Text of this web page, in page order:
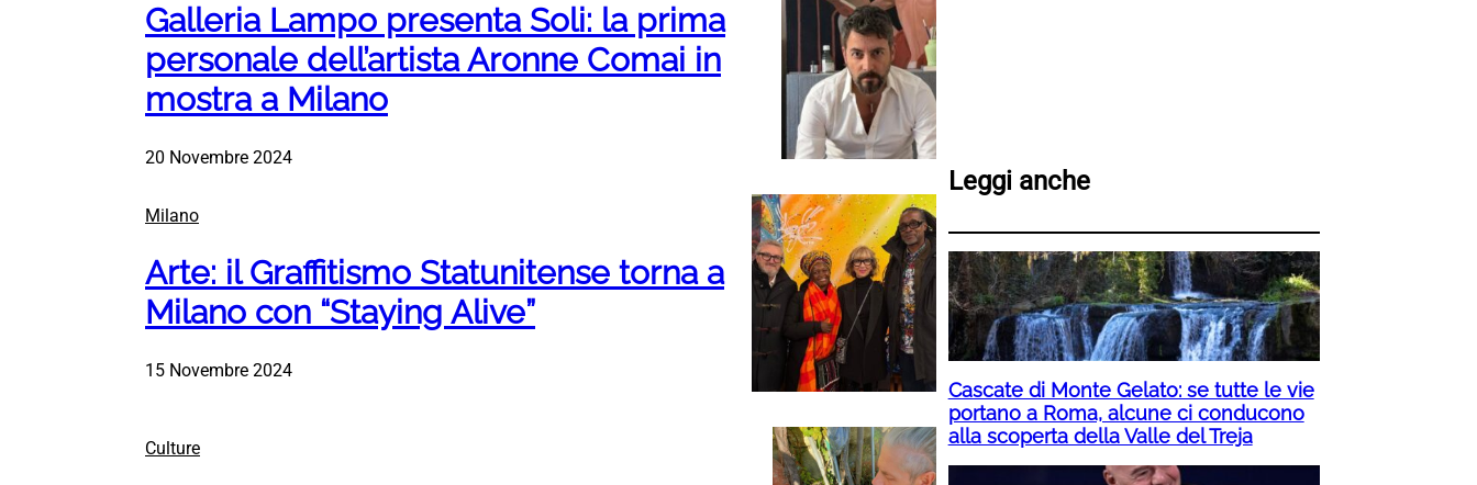
Galleria Lampo presenta Soli: la prima
personale dell’artista Aronne Comai in
mostra a Milano
20 Novembre 2024
Milano
Arte: il Graffitismo Statunitense torna a
Milano con “Staying Alive”
15 Novembre 2024
Culture
Leggi anche
Cascate di Monte Gelato: se tutte le vie
portano a Roma, alcune ci conducono
alla scoperta della Valle del Treja